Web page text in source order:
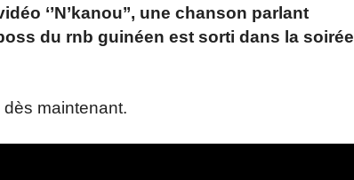
‘’N’kanou’’, une chanson parlant
du rnb guinéen est sorti dans la soirée
maintenant.